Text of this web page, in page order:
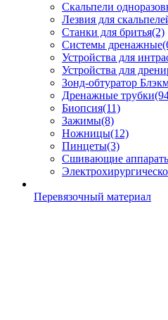
Скальпели
Лезвия для
Станки для бритья(2)
Системы дренажные
Устройства для
Устройства для
Зонд-обтуратор
Дренажные трубки
Биопсия(11)
Зажимы(8)
Ножницы(12)
Пинцеты(3)
Сшивающие
Перевязочный материал